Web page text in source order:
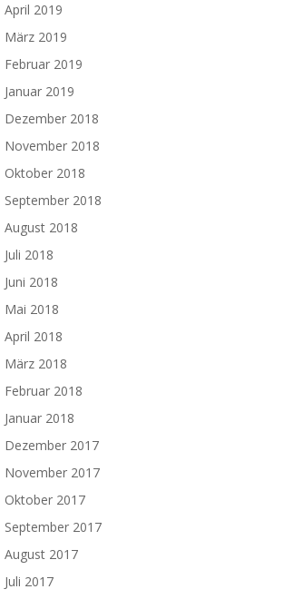
April 2019
März 2019
Februar 2019
Januar 2019
Dezember 2018
November 2018
Oktober 2018
September 2018
August 2018
Juli 2018
Juni 2018
Mai 2018
April 2018
März 2018
Februar 2018
Januar 2018
Dezember 2017
November 2017
Oktober 2017
September 2017
August 2017
Juli 2017